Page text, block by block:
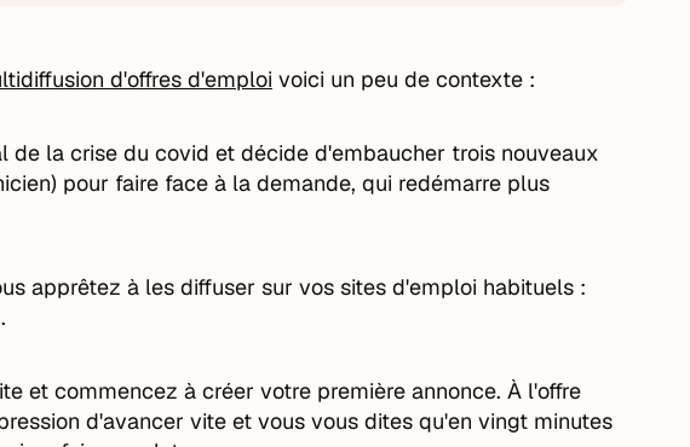
d'offres d'emploi voici un peu de contexte :
de la crise du covid et décide d'embaucher trois nouveaux
pour faire face à la demande, qui redémarre plus
apprêtez à les diffuser sur vos sites d'emploi habituels :
et commencez à créer votre première annonce. À l'offre
d'avancer vite et vous vous dites qu'en vingt minutes